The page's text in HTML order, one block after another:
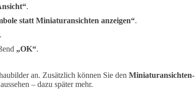
.
statt Miniaturansichten anzeigen“.
„OK“.
an. Zusätzlich können Sie den Miniaturansichten-
– dazu später mehr.